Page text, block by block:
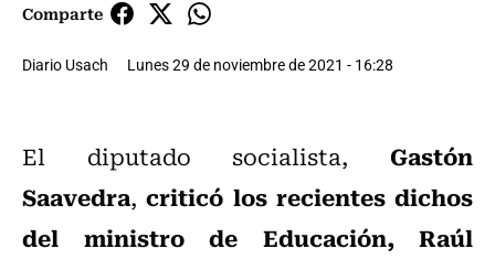
Comparte
Diario Usach Lunes 29 de noviembre de 2021 - 16:28
El diputado socialista, Gastón
Saavedra,criticó los recientes dichos
del ministro de Educación, Raúl